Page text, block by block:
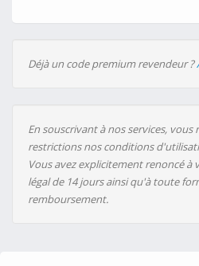
Déjà un code premium revendeur ?
En souscrivant à nos services, vous
restrictions nos conditions
Vous avez explicitement renoncé
légal de 14 jours ainsi qu'à toute
remboursement.